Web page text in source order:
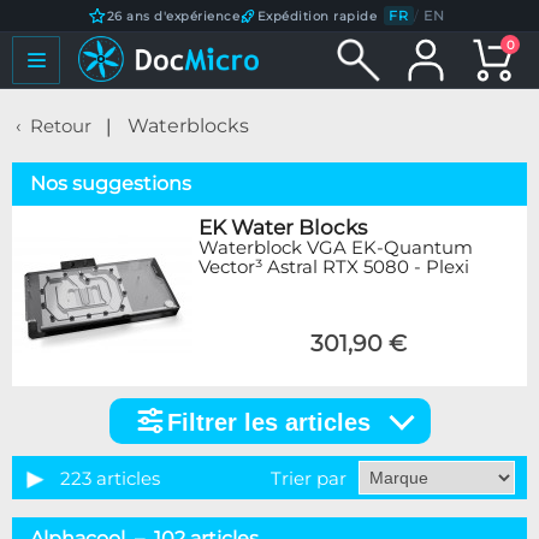
26 ans d'expérience Expédition rapide FR / EN
0
Retour Waterblocks
Nos suggestions
EK Water Blocks
Waterblock VGA EK-Quantum
Vector³ Astral RTX 5080 - Plexi
301,90 €
articles
Catégorie
Filtrer les articles
223 articles Trier par